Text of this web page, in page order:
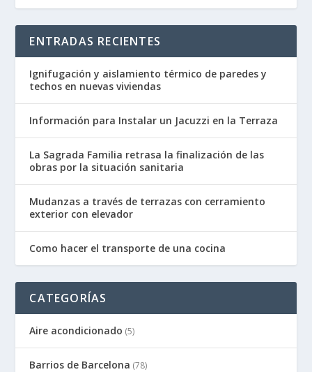
ENTRADAS RECIENTES
Ignifugación y aislamiento térmico de paredes y
techos en nuevas viviendas
Información para Instalar un Jacuzzi en la Terraza
La Sagrada Familia retrasa la finalización de las
obras por la situación sanitaria
Mudanzas a través de terrazas con cerramiento
exterior con elevador
Como hacer el transporte de una cocina
CATEGORÍAS
Aire acondicionado (5)
Barrios de Barcelona (78)